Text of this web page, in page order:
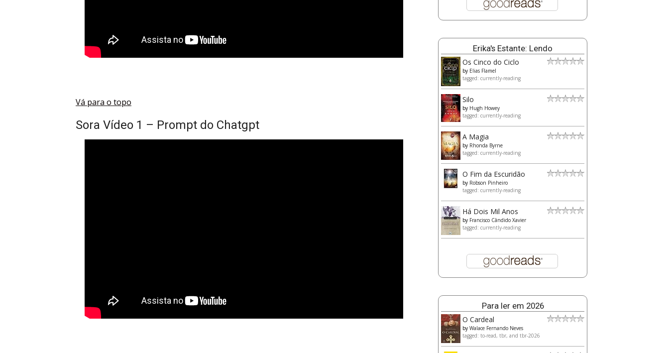
Vá para o topo
Sora Vídeo 1 – Prompt do Chatgpt
Erika's Estante: Lendo
Os Cinco do Ciclo
by Elias Flamel
tagged: currently-reading
Silo
by Hugh Howey
tagged: currently-reading
A Magia
by Rhonda Byrne
tagged: currently-reading
O Fim da Escuridão
by Robson Pinheiro
tagged: currently-reading
Há Dois Mil Anos
by Francisco Cândido Xavier
tagged: currently-reading
Para ler em 2026
O Cardeal
by Walace Fernando Neves
tagged: to-read, tbr, and tbr-2026